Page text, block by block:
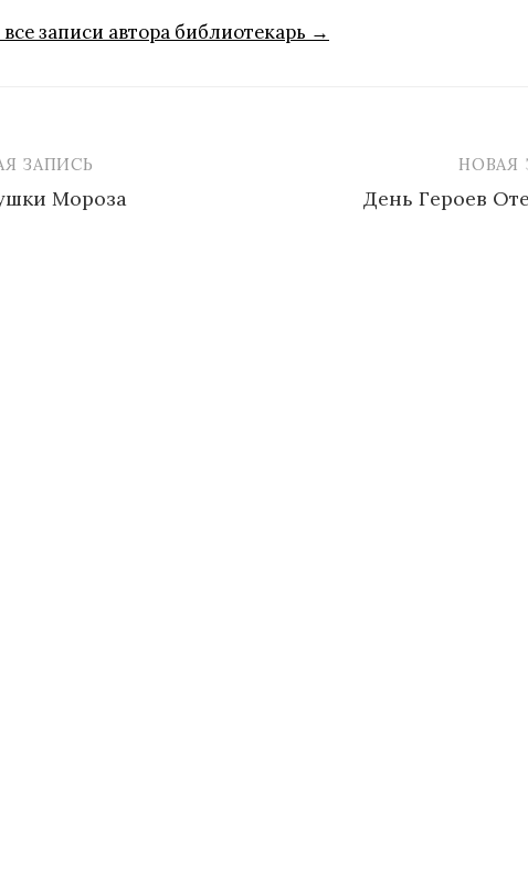
записи автора библиотекарь →
ЗАПИСЬ
Мороза
НОВАЯ
День Героев